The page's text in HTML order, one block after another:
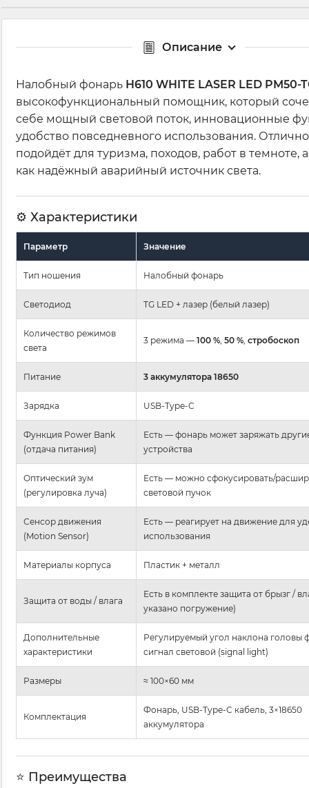
Описание
Налобный фонарь H610 WHITE LASER LED PM50-
высокофункциональный помощник, который
себе мощный световой поток, инновационные
удобство повседневного использования. Отлично
подойдёт для туризма, походов, работ в темноте,
как надёжный аварийный источник света.
⚙ Характеристики
Параметр Значение
Тип ношения Налобный фонарь
Светодиод TG LED + лазер (белый лазер)
Количество режимов
света
3 режима — 100 %, 50 %, стробоскоп
Питание 3 аккумулятора 18650
Зарядка USB-Type-C
Функция Power Bank
(отдача питания)
Есть — фонарь может заряжать
устройства
Оптический зум
(регулировка луча)
Есть — можно сфокусировать/
световой пучок
Сенсор движения
(Motion Sensor)
Есть — реагирует на движение для
использования
Материалы корпуса Пластик + металл
Защита от воды / влага
Есть в комплекте защита от брызг /
указано погружение)
Дополнительные
характеристики
Регулируемый угол наклона головы
сигнал световой (signal light)
Размеры ≈ 100×60 мм
Комплектация
Фонарь, USB-Type-C кабель, 3×18650
аккумулятора
⭐ Преимущества